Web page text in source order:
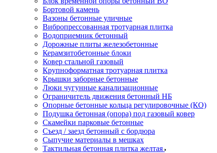
Бортовой камень
Вазоны бетонные уличные
Вибропрессованная тротуарная плитка
Водоприемник бетонный
Дорожные плиты железобетонные
Керамзитобетонные блоки
Ковер стальной газовый
Крупноформатная тротуарная плитка
Крышки заборные бетонные
Люки чугунные канализационные
Ограничитель движения бетонный НБ
Опорные бетонные кольца регулировочные (КО)
Подушка бетонная (опора) под газовый ковер
Скамейки парковые бетонные
Съезд / заезд бетонный с бордюра
Сыпучие материалы в мешках
Тактильная бетонная плитка желтая